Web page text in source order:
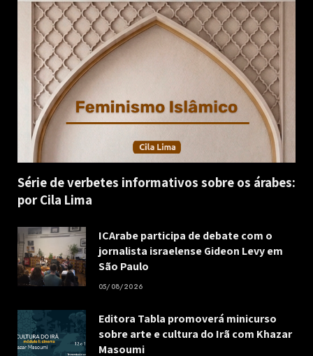
Série de verbetes informativos sobre os árabes:
por Cila Lima
ICArabe participa de debate com o
jornalista israelense Gideon Levy em
São Paulo
05/08/2026
Editora Tabla promoverá minicurso
sobre arte e cultura do Irã com Khazar
Masoumi